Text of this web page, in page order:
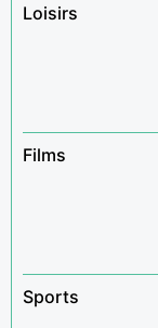
Loisirs
Films
Sports